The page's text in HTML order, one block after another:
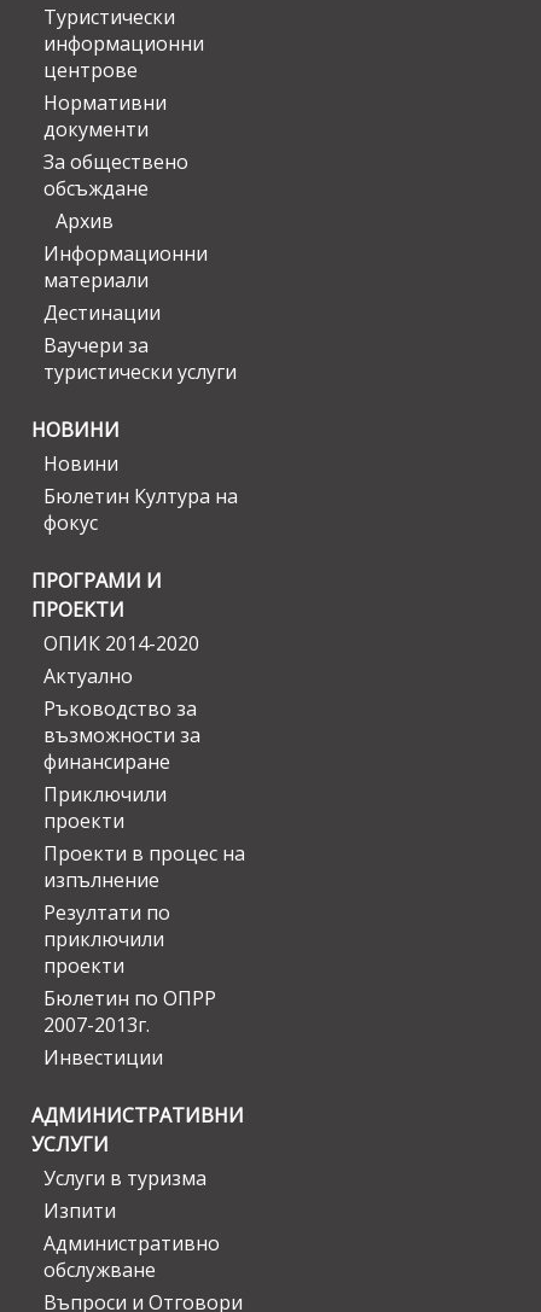
Туристически
информационни
центрове
Нормативни
документи
За обществено
обсъждане
Архив
Информационни
материали
Дестинации
Ваучери за
туристически услуги
НОВИНИ
Новини
Бюлетин Култура на
фокус
ПРОГРАМИ И
ПРОЕКТИ
ОПИК 2014-2020
Актуално
Ръководство за
възможности за
финансиране
Приключили
проекти
Проекти в процес на
изпълнение
Резултати по
приключили
проекти
Бюлетин по ОПРР
2007-2013г.
Инвестиции
АДМИНИСТРАТИВНИ
УСЛУГИ
Услуги в туризма
Изпити
Административно
обслужване
Въпроси и Отговори